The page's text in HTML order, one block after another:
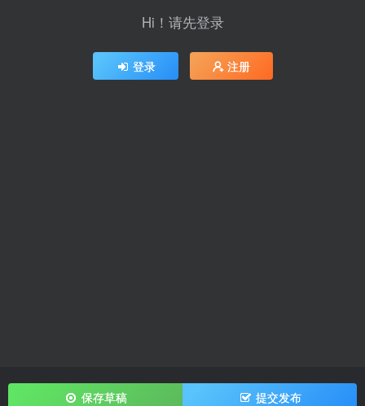
Hi！请先登录
登录 注册
保存草稿 提交发布